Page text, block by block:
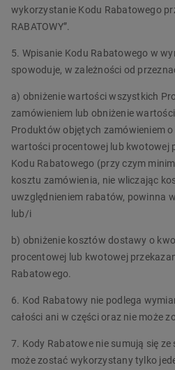
wykorzystanie Kodu Rabatowego
RABATOWY”.
5. Wpisanie Kodu Rabatowego w
spowoduje, w zależności od
a) obniżenie wartości wszystkich
zamówieniem lub obniżenie
Produktów objętych zamówieniem
wartości procentowej lub kwotowej
Kodu Rabatowego (przy czym
kosztu zamówienia, nie wliczając
uwzględnieniem rabatów, powinna
lub/i
b) obniżenie kosztów dostawy o
procentowej lub kwotowej
Rabatowego.
6. Kod Rabatowy nie podlega
całości ani w części oraz nie może
7. Kody Rabatowe nie sumują się
może zostać wykorzystany tylko